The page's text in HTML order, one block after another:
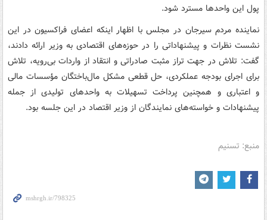
پول این واحدها مسترد شود.
نماینده مردم سیرجان در مجلس با اظهار اینکه اعضای فراکسیون در این
نشست نظرات و پیشنهاداتی را در حوزه‌های اقتصادی به وزیر ارائه دادند،
گفت: تلاش در جهت تراز مثبت صادراتی و انتقاد از واردات بی‌رویه، تلاش
برای اجرای بودجه عملکردی، حل قطعی مشکل مال‌باختگان مؤسسات مالی
و اعتباری و همچنین پرداخت تسهیلات به واحدهای تولیدی از جمله
پیشنهادات و خواسته‌های نمایندگان از وزیر اقتصاد در این جلسه بود.
منبع: تسنیم